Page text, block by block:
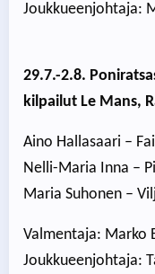
Joukkueenjohtaja:
29.7.-2.8.
kilpailut Le Mans,
Aino Hallasaari –
Nelli-Maria Inna –
Maria Suhonen –
Valmentaja: Marko
Joukkueenjohtaja: